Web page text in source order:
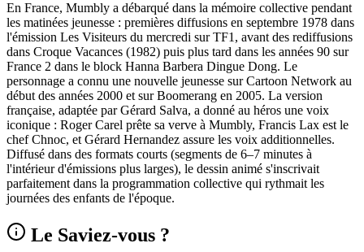
En France, Mumbly a débarqué dans la mémoire collective pendant
les matinées jeunesse : premières diffusions en septembre 1978 dans
l'émission Les Visiteurs du mercredi sur TF1, avant des rediffusions
dans Croque Vacances (1982) puis plus tard dans les années 90 sur
France 2 dans le block Hanna Barbera Dingue Dong. Le
personnage a connu une nouvelle jeunesse sur Cartoon Network au
début des années 2000 et sur Boomerang en 2005. La version
française, adaptée par Gérard Salva, a donné au héros une voix
iconique : Roger Carel prête sa verve à Mumbly, Francis Lax est le
chef Chnoc, et Gérard Hernandez assure les voix additionnelles.
Diffusé dans des formats courts (segments de 6–7 minutes à
l'intérieur d'émissions plus larges), le dessin animé s'inscrivait
parfaitement dans la programmation collective qui rythmait les
journées des enfants de l'époque.
Le Saviez-vous ?